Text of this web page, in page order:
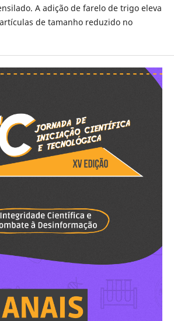
A adição de farelo de trigo eleva
de tamanho reduzido no